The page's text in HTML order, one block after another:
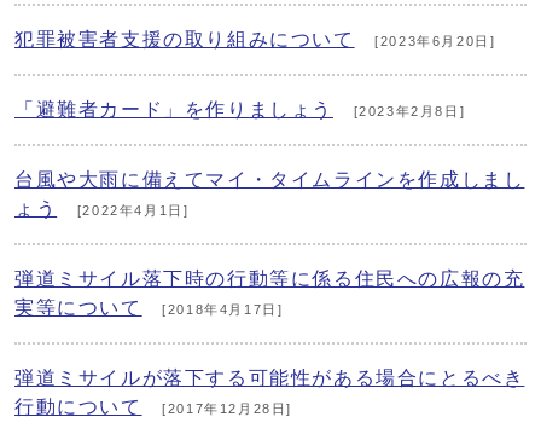
犯罪被害者支援の取り組みについて [2023年6月20日]
「避難者カード」を作りましょう [2023年2月8日]
台風や大雨に備えてマイ・タイムラインを作成しまし
ょう
[2022年4月1日]
弾道ミサイル落下時の行動等に係る住民への広報の充
実等について
[2018年4月17日]
弾道ミサイルが落下する可能性がある場合にとるべき
行動について
[2017年12月28日]